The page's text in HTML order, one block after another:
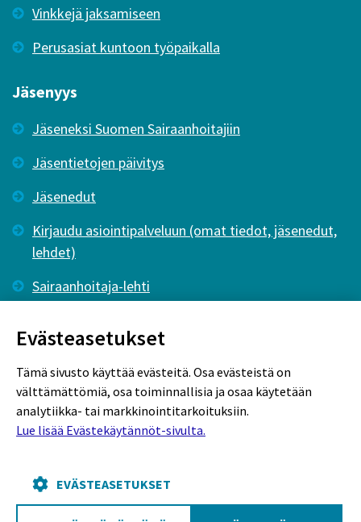
Vinkkejä jaksamiseen
Perusasiat kuntoon työpaikalla
Jäsenyys
Jäseneksi Suomen Sairaanhoitajiin
Jäsentietojen päivitys
Jäsenedut
Kirjaudu asiointipalveluun (omat tiedot, jäsenedut,
lehdet)
Sairaanhoitaja-lehti
Evästekäytännöt
Evästeasetukset
Tämä sivusto käyttää evästeitä. Osa evästeistä on
välttämättömiä, osa toiminnallisia ja osaa käytetään
analytiikka- tai markkinointitarkoituksiin.
Lue lisää Evästekäytännöt-sivulta.
EVÄSTEASETUKSET